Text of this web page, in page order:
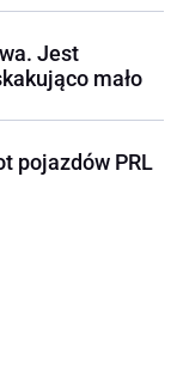
Jest
mało
pojazdów PRL